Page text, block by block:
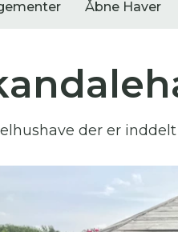
Åbne Haver
0resultater 0
der er